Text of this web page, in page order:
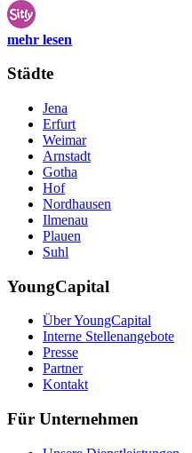
mehr lesen
Städte
Jena
Erfurt
Weimar
Arnstadt
Gotha
Hof
Nordhausen
Ilmenau
Plauen
Suhl
YoungCapital
Über YoungCapital
Interne Stellenangebote
Presse
Partner
Kontakt
Für Unternehmen